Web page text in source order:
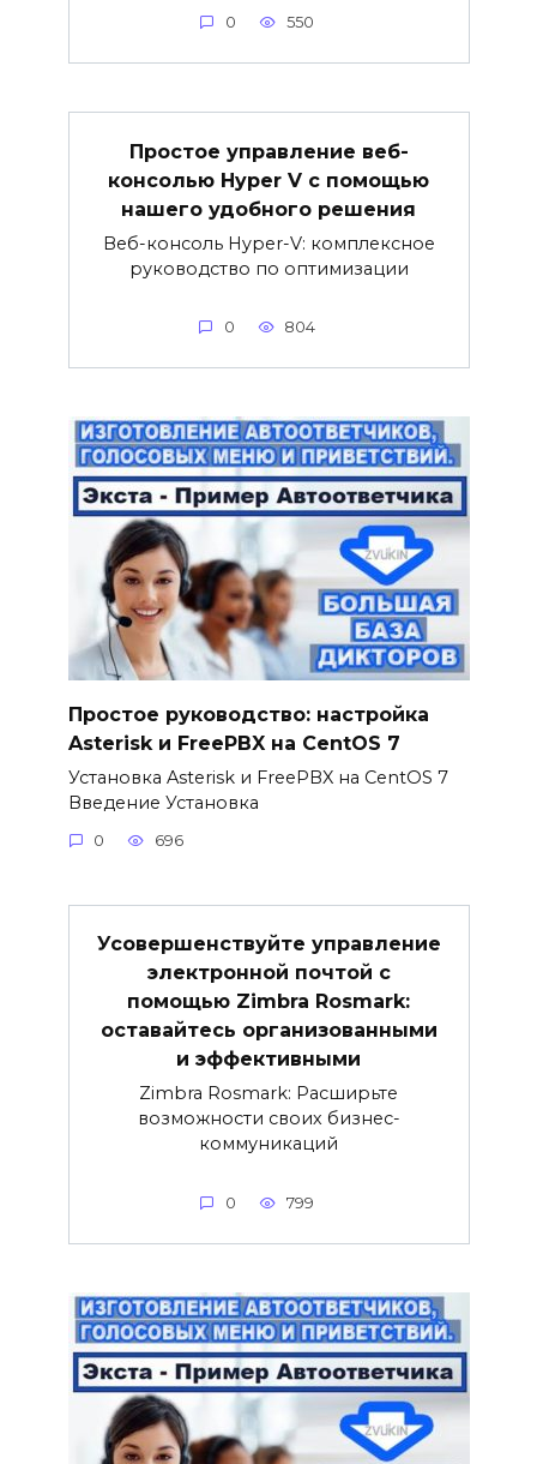
0 550
Простое управление веб-
консолью Hyper V с помощью
нашего удобного решения
Веб-консоль Hyper-V: комплексное
руководство по оптимизации
0 804
Простое руководство: настройка
Asterisk и FreePBX на CentOS 7
Установка Asterisk и FreePBX на CentOS 7
Введение Установка
0 696
Усовершенствуйте управление
электронной почтой с
помощью Zimbra Rosmark:
оставайтесь организованными
и эффективными
Zimbra Rosmark: Расширьте
возможности своих бизнес-
коммуникаций
0 799